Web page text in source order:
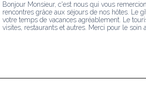
Bonjour Monsieur, c'est nous qui vous
rencontres grâce aux séjours de nos hôtes. Le
votre temps de vacances agréablement. Le
visites, restaurants et autres. Merci pour le